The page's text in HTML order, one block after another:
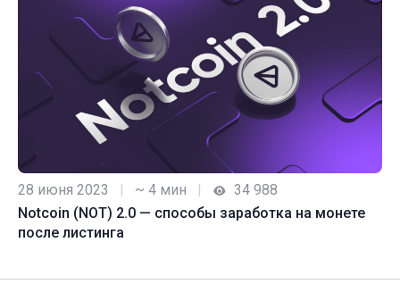
28 июня 2023 | ~ 4 мин |
34 988
Notcoin (NOT) 2.0 — способы заработка на монете
после листинга